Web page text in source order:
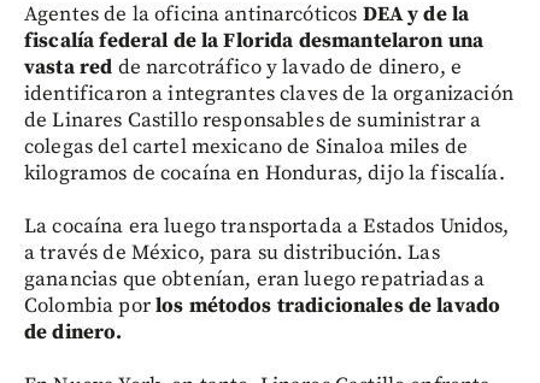
Agentes de la oficina antinarcóticos DEA y de la
fiscalía federal de la Florida desmantelaron una
vasta red de narcotráfico y lavado de dinero, e
identificaron a integrantes claves de la organización
de Linares Castillo responsables de suministrar a
colegas del cartel mexicano de Sinaloa miles de
kilogramos de cocaína en Honduras, dijo la fiscalía.
La cocaína era luego transportada a Estados Unidos,
a través de México, para su distribución. Las
ganancias que obtenían, eran luego repatriadas a
Colombia porlos métodos tradicionales de lavado
de dinero.